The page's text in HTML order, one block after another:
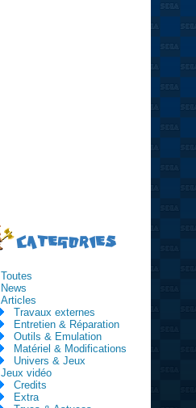
CATEGORIES
Toutes
News
Articles
Travaux externes
Entretien & Réparation
Outils & Emulation
Matériel & Modifications
Univers & Jeux
Jeux vidéo
Credits
Extra